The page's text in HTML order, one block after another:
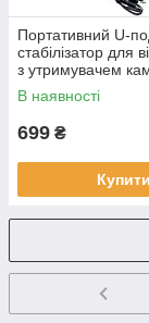
Портативний U-
стабілізатор для
з утримувачем
телефону та
В наявності
699 ₴
Купити